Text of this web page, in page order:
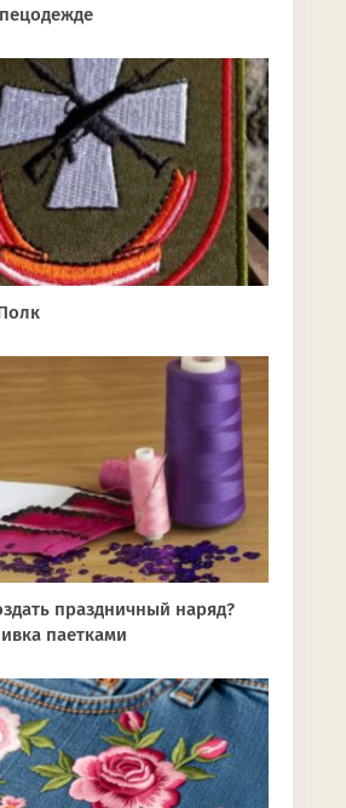
праздничный наряд?
паетками